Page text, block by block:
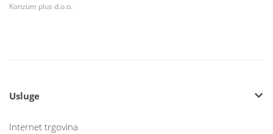
Konzum plus d.o.o.
Usluge
Internet trgovina